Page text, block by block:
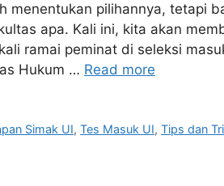
menentukan pilihannya, tetapi
apa. Kali ini, kita akan
ramai peminat di seleksi
Hukum … Read more
Simak UI,Tes Masuk UI,Tips dan